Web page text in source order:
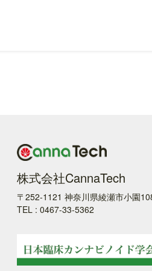
株式会社CannaTech
〒252-1121 神奈川県綾瀬市小園
TEL : 0467-33-5362